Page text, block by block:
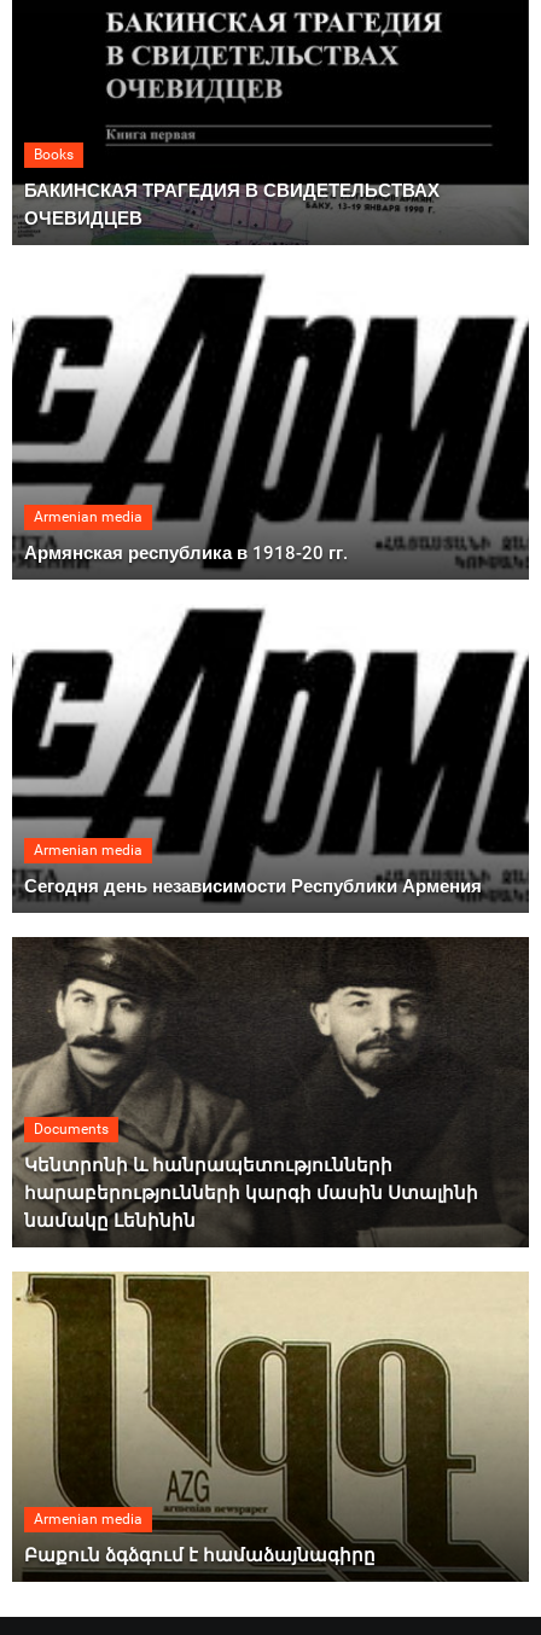
Books
БАКИНСКАЯ ТРАГЕДИЯ В СВИДЕТЕЛЬСТВАХ
ОЧЕВИДЦЕВ
Armenian media
Армянская республика в 1918-20 гг.
Armenian media
Сегодня день независимости Республики Армения
Documents
Կենտրոնի և հանրապետությունների
հարաբերությունների կարգի մասին Ստալինի
նամակը Լենինին
Armenian media
Բաքուն ձգձգում է համաձայնագիրը